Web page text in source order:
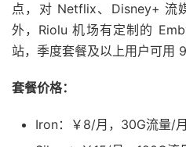
点，对 Netflix、Disney+ 流
外，Riolu 机场有定制的
站，季度套餐及以上用户可用
套餐价格：
Iron：￥8/月，30G流量/月